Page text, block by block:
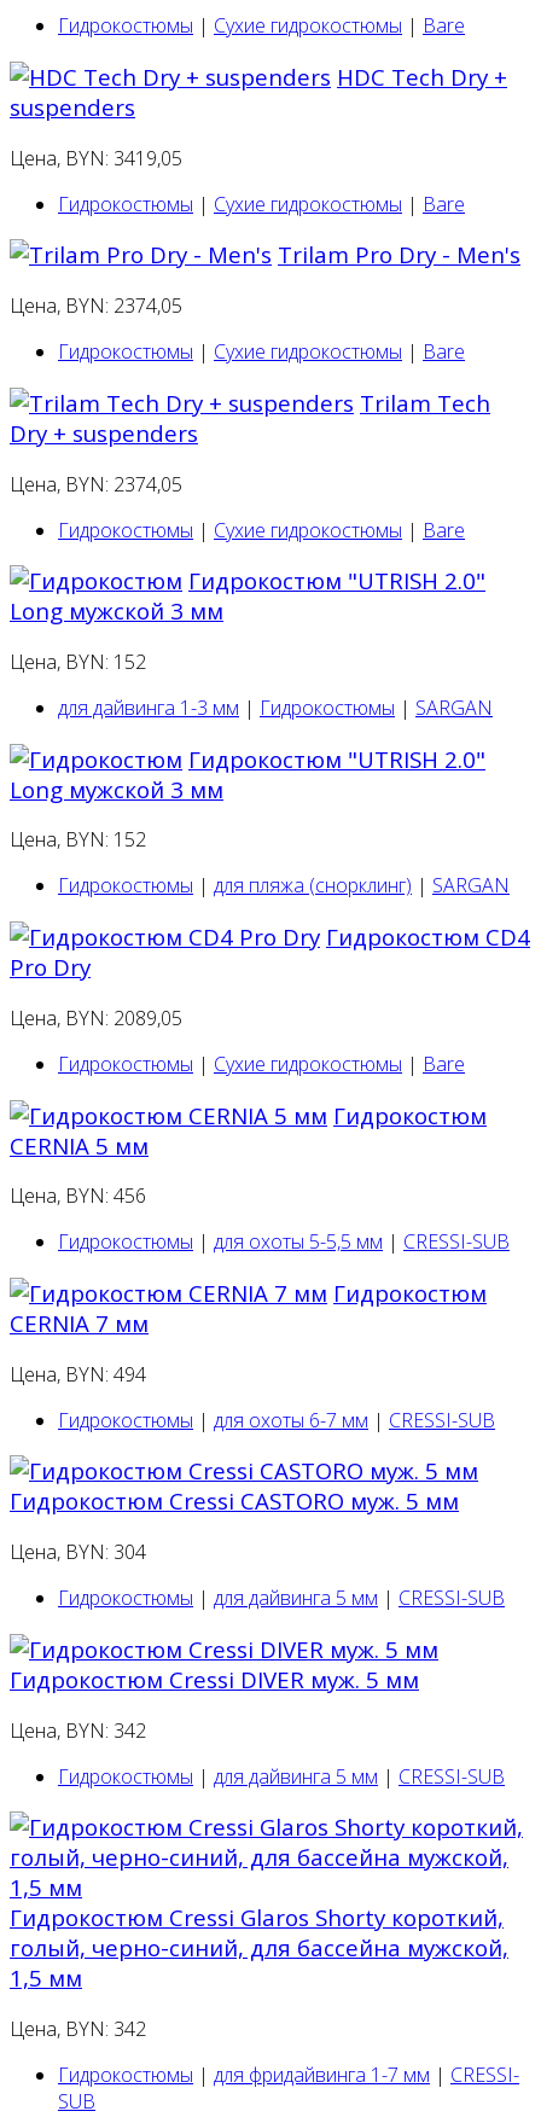
Гидрокостюмы | Сухие гидрокостюмы | Bare
HDC Tech Dry +
suspenders
Цена, BYN: 3419,05
Гидрокостюмы | Сухие гидрокостюмы | Bare
Trilam Pro Dry - Men's
Цена, BYN: 2374,05
Гидрокостюмы | Сухие гидрокостюмы | Bare
Trilam Tech
Dry + suspenders
Цена, BYN: 2374,05
Гидрокостюмы | Сухие гидрокостюмы | Bare
Гидрокостюм "UTRISH 2.0"
Long мужской 3 мм
Цена, BYN: 152
для дайвинга 1-3 мм | Гидрокостюмы | SARGAN
Гидрокостюм "UTRISH 2.0"
Long мужской 3 мм
Цена, BYN: 152
Гидрокостюмы | для пляжа (снорклинг) | SARGAN
Гидрокостюм CD4
Pro Dry
Цена, BYN: 2089,05
Гидрокостюмы | Сухие гидрокостюмы | Bare
Гидрокостюм
CERNIA 5 мм
Цена, BYN: 456
Гидрокостюмы | для охоты 5-5,5 мм | CRESSI-SUB
Гидрокостюм
CERNIA 7 мм
Цена, BYN: 494
Гидрокостюмы | для охоты 6-7 мм | CRESSI-SUB
Гидрокостюм Cressi CASTORO муж. 5 мм
Цена, BYN: 304
Гидрокостюмы | для дайвинга 5 мм | CRESSI-SUB
Гидрокостюм Cressi DIVER муж. 5 мм
Цена, BYN: 342
Гидрокостюмы | для дайвинга 5 мм | CRESSI-SUB
Гидрокостюм Cressi Glaros Shorty короткий,
голый, черно-синий, для бассейна мужской,
1,5 мм
Цена, BYN: 342
Гидрокостюмы | для фридайвинга 1-7 мм | CRESSI-
SUB